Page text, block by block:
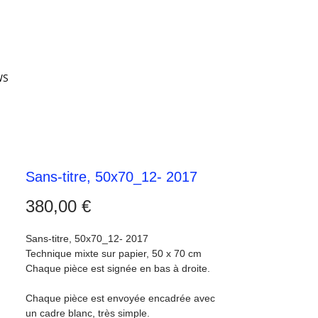
Sans-titre, 50x70_12- 2017
380,00 €Prix
Sans-titre, 50x70_12- 2017
Technique mixte sur papier, 50 x 70 cm
Chaque pièce est signée en bas à droite.
Chaque pièce est envoyée encadrée avec
un cadre blanc, très simple.